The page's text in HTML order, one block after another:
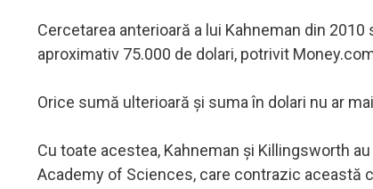
Cercetarea anterioară a lui Kahneman din
aproximativ 75.000 de dolari, potrivit
Orice sumă ulterioară și suma în dolari nu ar
Cu toate acestea, Kahneman și Killingsworth
Academy of Sciences, care contrazic această